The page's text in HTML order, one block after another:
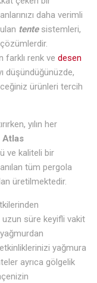
daha verimli
tentesistemleri,
farklı renk vedesen
düşündüğünüzde,
ürünleri tercih
yılın her
Atlas
ve kaliteli bir
tüm pergola
üretilmektedir.
uzun süre keyifli vakit
yağmura
ayrıca gölgelik